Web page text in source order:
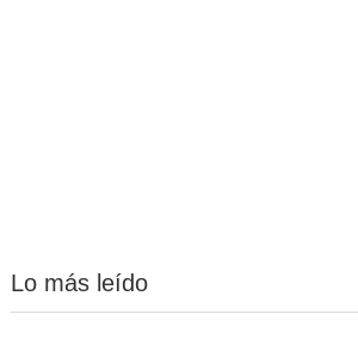
Lo más leído